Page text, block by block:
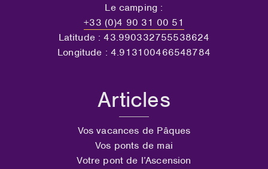
Le camping :
+33 (0)4 90 31 00 51
Latitude : 43.990332755538624
Longitude : 4.913100466548784
Articles
Vos vacances de Pâques
Vos ponts de mai
Votre pont de l’Ascension